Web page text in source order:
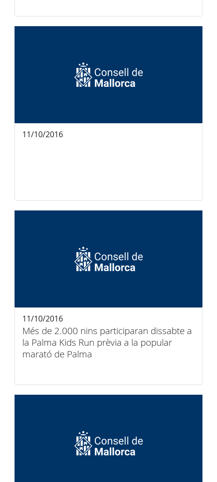
11/10/2016
Més de 2.000 nins participaran dissabte a
la Palma Kids Run prèvia a la popular
marató de Palma
11/10/2016